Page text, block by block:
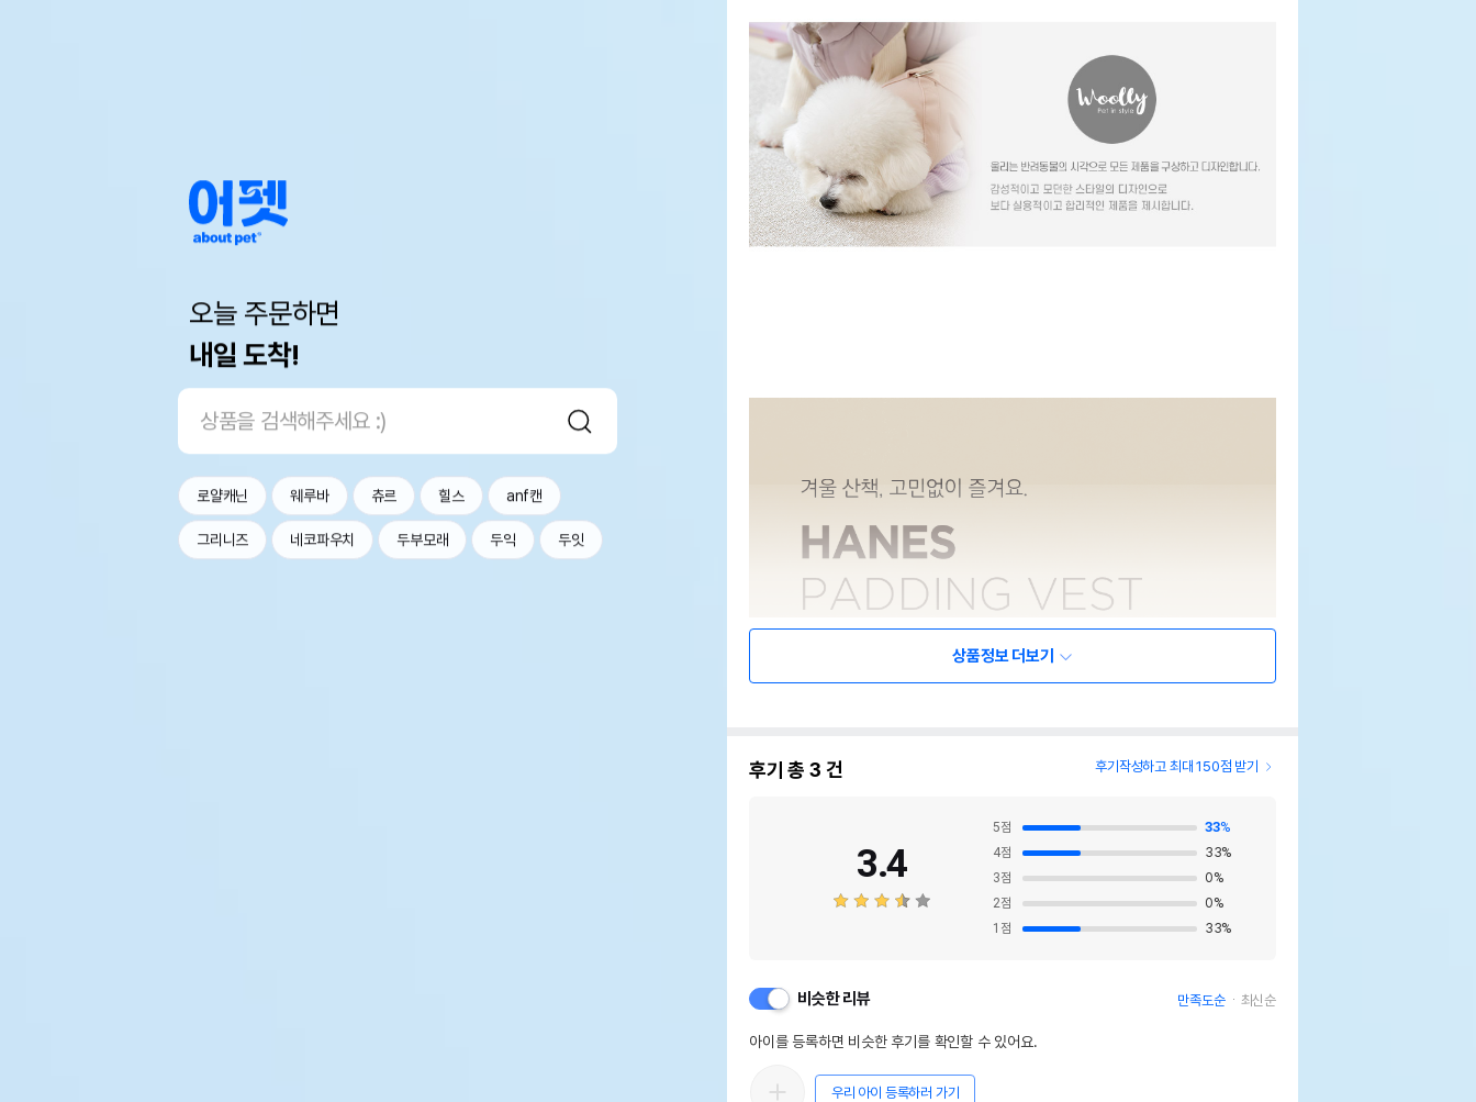
오늘 주문하면
내일 도착!
로얄캐닌 웨루바 츄르 힐스 anf캔
그리니즈 네코파우치 두부모래 두익 두잇
상품정보 더보기
후기 총 3 건 후기작성하고 최대 150점 받기
3.4
5점 33%
4점 33%
3점 0%
2점 0%
1 점 33%
비슷한 리뷰 만족도순 최신순
아이를 등록하면 비슷한 후기를 확인할 수 있어요.
우리 아이 등록하러 가기